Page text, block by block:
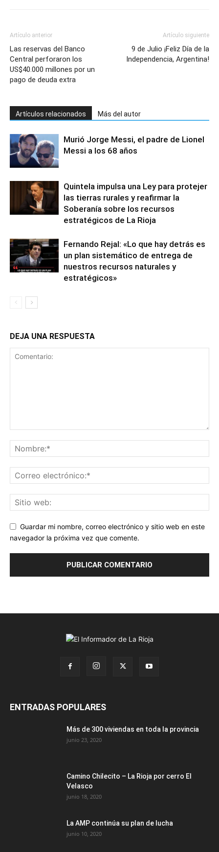
Artículo anterior
Las reservas del Banco
Central perforaron los
US$40.000 millones por un
pago de deuda extra
Artículo siguiente
9 de Julio ¡Feliz Día de la
Independencia, Argentina!
Artículos relacionados Más del autor
Murió Jorge Messi, el padre de Lionel
Messi a los 68 años
Quintela impulsa una Ley para protejer
las tierras rurales y reafirmar la
Soberanía sobre los recursos
estratégicos de La Rioja
Fernando Rejal: «Lo que hay detrás es
un plan sistemático de entrega de
nuestros recursos naturales y
estratégicos»
DEJA UNA RESPUESTA
Guardar mi nombre, correo electrónico y sitio web en este
navegador la próxima vez que comente.
ENTRADAS POPULARES
Más de 300 viviendas en toda la provincia
junio 23, 2020
Camino Chilecito – La Rioja por cerro El
Velasco
junio 18, 2020
La AMP continúa su plan de lucha
junio 10, 2020